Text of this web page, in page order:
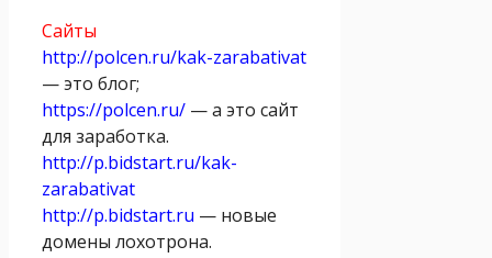
Сайты
http://polcen.ru/kak-zarabativat
— это блог;
https://polcen.ru/ — а это сайт
для заработка.
http://p.bidstart.ru/kak-
zarabativat
http://p.bidstart.ru — новые
домены лохотрона.